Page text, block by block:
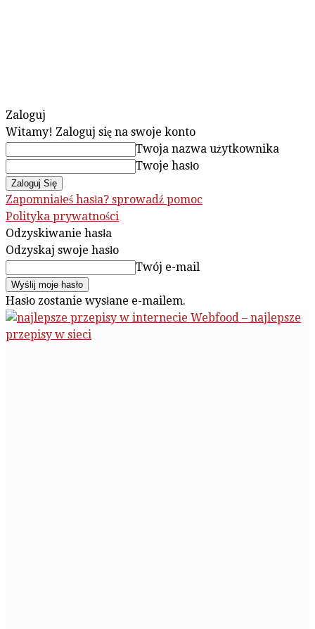
Zaloguj
Witamy! Zaloguj się na swoje konto
Twoja nazwa użytkownika
Twoje hasło
Zapomniałeś hasła? sprowadź pomoc
Polityka prywatności
Odzyskiwanie hasła
Odzyskaj swoje hasło
Twój e-mail
Hasło zostanie wysłane e-mailem.
Webfood – najlepsze
przepisy w sieci